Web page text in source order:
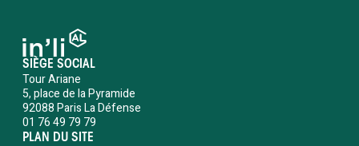
SIÈGE SOCIAL
Tour Ariane
5, place de la Pyramide
92088 Paris La Défense
01 76 49 79 79
PLAN DU SITE